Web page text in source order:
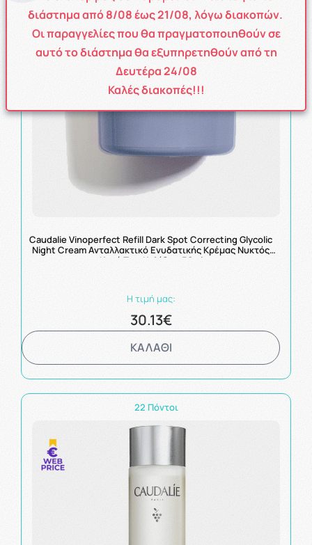
Caudalie Vinoperfect Refill Dark Spot Correcting Glycolic
Night Cream Ανταλλακτικό Ενυδατικής Κρέμας Νυκτός
Kατά Tων Κηλίδων 50ml
Η τιμή μας:
30.13€
ΚΑΛΑΘΙ
22 Πόντοι
διάστημα από8/08έως21/08, λόγω διακοπών.
Οι παραγγελίες που θα πραγματοποιηθούν σε
αυτό το διάστημα θα εξυπηρετηθούν από τη
Δευτέρα 24/08
Καλές διακοπές!!!